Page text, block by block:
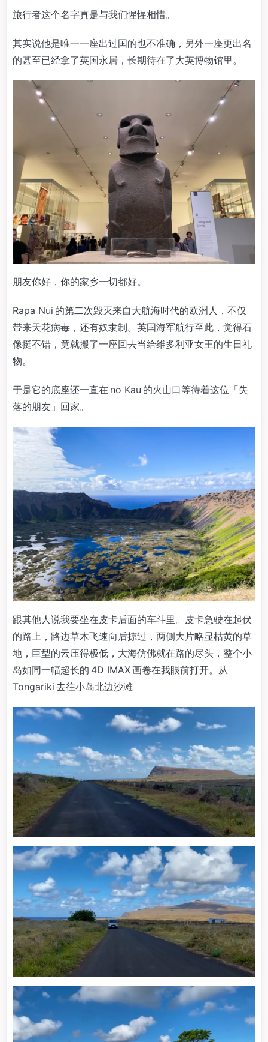
旅行者这个名字真是与我们惺惺相惜。
其实说他是唯一一座出过国的也不准确，另外一座更出名
的甚至已经拿了英国永居，长期待在了大英博物馆里。
朋友你好，你的家乡一切都好。
Rapa Nui 的第二次毁灭来自大航海时代的欧洲人，不仅
带来天花病毒，还有奴隶制。英国海军航行至此，觉得石
像挺不错，竟就搬了一座回去当给维多利亚女王的生日礼
物。
于是它的底座还一直在 no Kau 的火山口等待着这位「失
落的朋友」回家。
跟其他人说我要坐在皮卡后面的车斗里。皮卡急驶在起伏
的路上，路边草木飞速向后掠过，两侧大片略显枯黄的草
地，巨型的云压得极低，大海仿佛就在路的尽头，整个小
岛如同一幅超长的 4D IMAX 画卷在我眼前打开。从
Tongariki 去往小岛北边沙滩